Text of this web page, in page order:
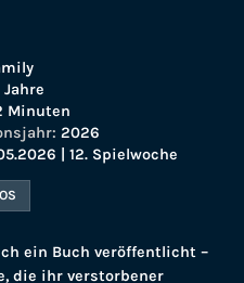
Minuten
2026
| 12. Spielwoche
ein Buch veröffentlicht –
die ihr verstorbener